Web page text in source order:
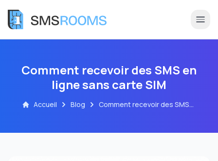
Comment recevoir des SMS en
ligne sans carte SIM
Accueil Blog
Comment recevoir des SMS